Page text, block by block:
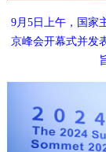
9月5日上午，国家
京峰会开幕式并发